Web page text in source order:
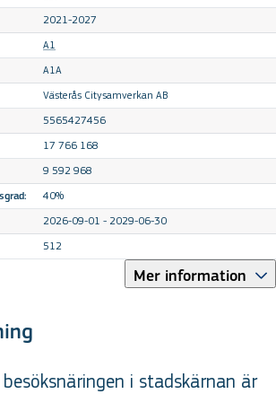
2021-2027
A1
A1A
Västerås Citysamverkan AB
5565427456
17 766 168
9 592 968
40%
2026-09-01 - 2029-06-30
512
Mer information
i stadskärnan är